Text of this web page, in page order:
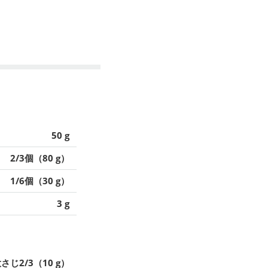
50 g
2/3個（80 g）
1/6個（30 g）
3 g
じ2/3（10 g）